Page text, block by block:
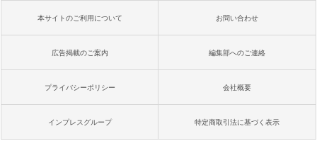
本サイトのご利用について お問い合わせ
広告掲載のご案内 編集部へのご連絡
プライバシーポリシー 会社概要
インプレスグループ 特定商取引法に基づく表示